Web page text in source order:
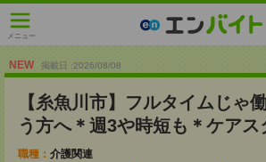
メニュー
NEW 掲載日 :2026/08/08
【糸魚川市】フルタイムじゃ
う方へ＊週3や時短も＊ケアス
職種： 介護関連